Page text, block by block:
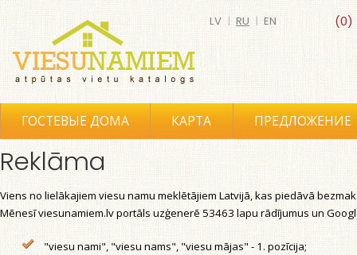
(0)
LV | RU | EN
ГОСТЕВЫЕ ДОМА КАРТА ПРЕДЛОЖЕНИЕ
Reklāma
Viens no lielākajiem viesu namu meklētājiem Latvijā, kas piedāvā
Mēnesī viesunamiem.lv portāls uzģenerē 53463 lapu rādījumus un
"viesu nami", "viesu nams", "viesu mājas" - 1. pozīcija;